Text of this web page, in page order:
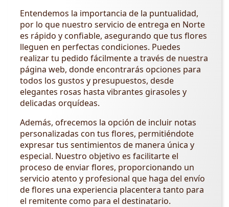
Entendemos la importancia de la puntualidad,
por lo que nuestro servicio de entrega en Norte
es rápido y confiable, asegurando que tus flores
lleguen en perfectas condiciones. Puedes
realizar tu pedido fácilmente a través de nuestra
página web, donde encontrarás opciones para
todos los gustos y presupuestos, desde
elegantes rosas hasta vibrantes girasoles y
delicadas orquídeas.
Además, ofrecemos la opción de incluir notas
personalizadas con tus flores, permitiéndote
expresar tus sentimientos de manera única y
especial. Nuestro objetivo es facilitarte el
proceso de enviar flores, proporcionando un
servicio atento y profesional que haga del envío
de flores una experiencia placentera tanto para
el remitente como para el destinatario.